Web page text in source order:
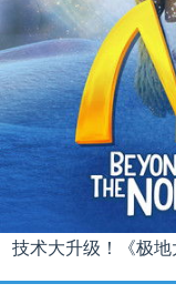
技术大升级！《极